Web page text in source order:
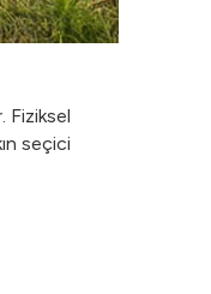
Fiziksel
seçici